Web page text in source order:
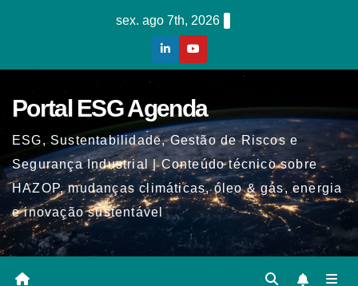
sex. ago 7th, 2026
Portal ESG Agenda
ESG, Sustentabilidade, Gestão de Riscos e
Segurança Industrial | Conteúdo técnico sobre
HAZOP, mudanças climáticas, óleo & gás, energia
e inovação sustentável